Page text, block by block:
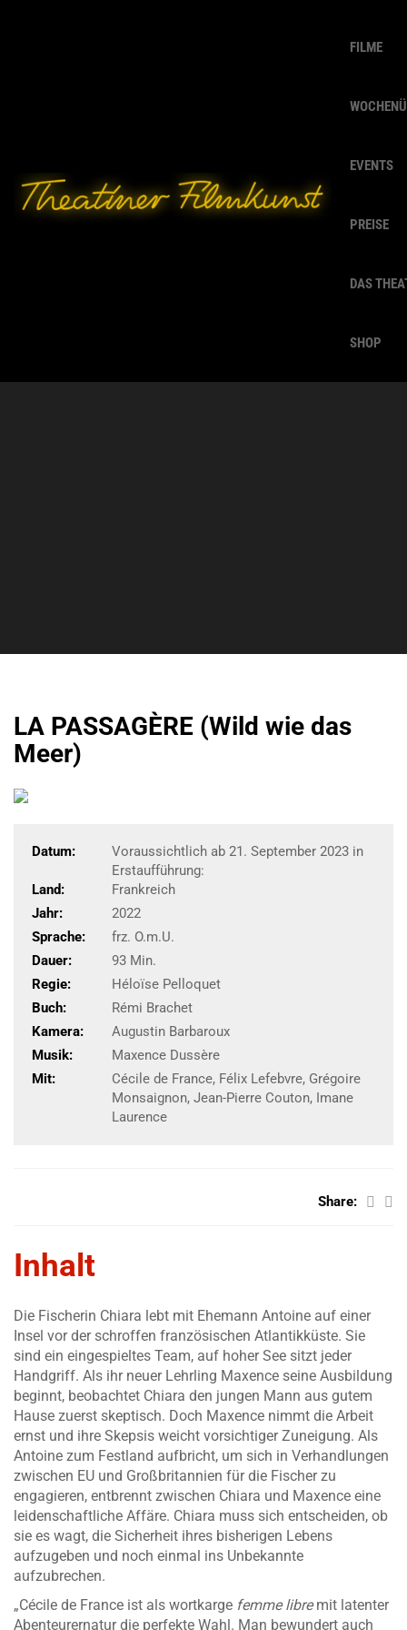
FILME
EVENTS
PREISE
DAS
SHOP
LA PASSAGÈRE (Wild wie das
Meer)
Datum:
Voraussichtlich ab 21. September 2023 in
Erstaufführung:
Land:
Frankreich
Jahr:
2022
Sprache:
frz. O.m.U.
Dauer:
93 Min.
Regie:
Héloïse Pelloquet
Buch:
Rémi Brachet
Kamera:
Augustin Barbaroux
Musik:
Maxence Dussère
Mit:
Cécile de France, Félix Lefebvre, Grégoire
Monsaignon, Jean-Pierre Couton, Imane
Laurence
Share:
Inhalt
Die Fischerin Chiara lebt mit Ehemann Antoine auf einer
Insel vor der schroffen französischen Atlantikküste. Sie
sind ein eingespieltes Team, auf hoher See sitzt jeder
Handgriff. Als ihr neuer Lehrling Maxence seine Ausbildung
beginnt, beobachtet Chiara den jungen Mann aus gutem
Hause zuerst skeptisch. Doch Maxence nimmt die Arbeit
ernst und ihre Skepsis weicht vorsichtiger Zuneigung. Als
Antoine zum Festland aufbricht, um sich in Verhandlungen
zwischen EU und Großbritannien für die Fischer zu
engagieren, entbrennt zwischen Chiara und Maxence eine
leidenschaftliche Affäre. Chiara muss sich entscheiden, ob
sie es wagt, die Sicherheit ihres bisherigen Lebens
aufzugeben und noch einmal ins Unbekannte
aufzubrechen.
„Cécile de France ist als wortkarge femme libremit latenter
Abenteurernatur die perfekte Wahl. Man bewundert auch